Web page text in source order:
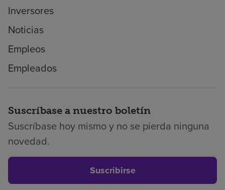
Inversores
Noticias
Empleos
Empleados
Suscríbase a nuestro boletín
Suscríbase hoy mismo y no se pierda ninguna
novedad.
Suscribirse